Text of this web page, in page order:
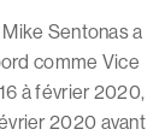
Sentonas a
comme Vice
à février 2020,
2020 avant